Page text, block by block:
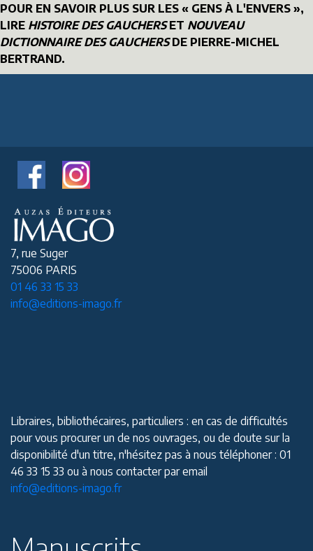
POUR EN SAVOIR PLUS SUR LES « GENS À L'ENVERS »,
LIRE HISTOIRE DES GAUCHERSET NOUVEAU
DICTIONNAIRE DES GAUCHERSDE PIERRE-MICHEL
BERTRAND.
7, rue Suger
75006 PARIS
01 46 33 15 33
info@editions-imago.fr
Libraires, bibliothécaires, particuliers : en cas de difficultés
pour vous procurer un de nos ouvrages, ou de doute sur la
disponibilité d'un titre, n'hésitez pas à nous téléphoner : 01
46 33 15 33 ou à nous contacter par email
info@editions-imago.fr